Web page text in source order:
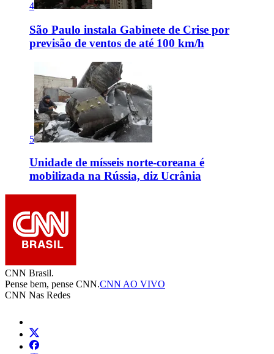
4
São Paulo instala Gabinete de Crise por
previsão de ventos de até 100 km/h
5
Unidade de mísseis norte-coreana é
mobilizada na Rússia, diz Ucrânia
CNN Brasil.
Pense bem, pense CNN.CNN AO VIVO
CNN Nas Redes